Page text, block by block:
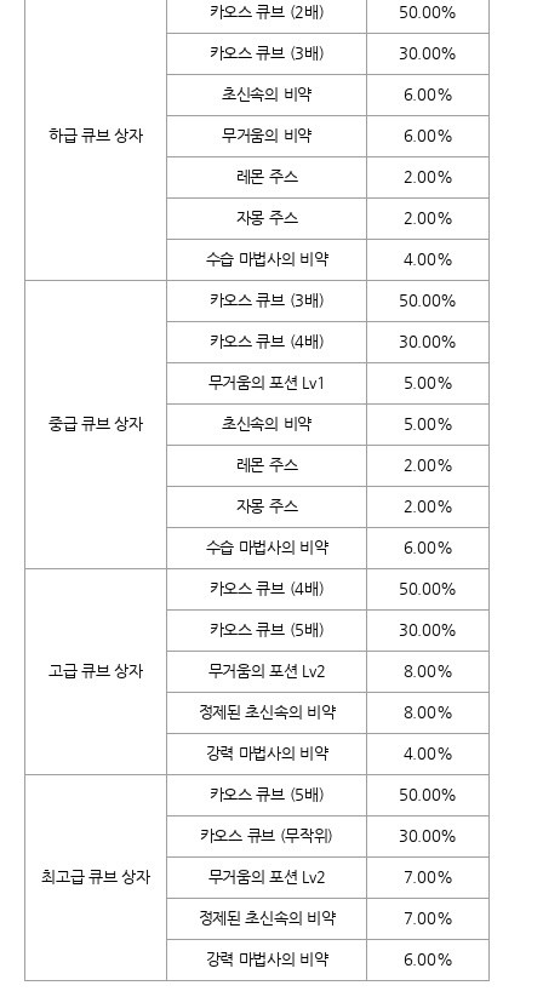
하급 큐브 상자
카오스 큐브 (2배) 50.00%
카오스 큐브 (3배) 30.00%
초신속의 비약 6.00%
무거움의 비약 6.00%
레몬 주스 2.00%
자몽 주스 2.00%
수습 마법사의 비약 4.00%
중급 큐브 상자
카오스 큐브 (3배) 50.00%
카오스 큐브 (4배) 30.00%
무거움의 포션 Lv1 5.00%
초신속의 비약 5.00%
레몬 주스 2.00%
자몽 주스 2.00%
수습 마법사의 비약 6.00%
고급 큐브 상자
카오스 큐브 (4배) 50.00%
카오스 큐브 (5배) 30.00%
무거움의 포션 Lv2 8.00%
정제된 초신속의 비약 8.00%
강력 마법사의 비약 4.00%
최고급 큐브 상자
카오스 큐브 (5배) 50.00%
카오스 큐브 (무작위) 30.00%
무거움의 포션 Lv2 7.00%
정제된 초신속의 비약 7.00%
강력 마법사의 비약 6.00%